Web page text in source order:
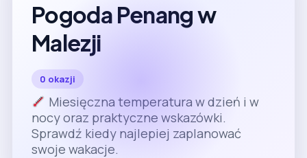
Pogoda Penang w
Malezji
0 okazji
Miesięczna temperatura w dzień i w
nocy oraz praktyczne wskazówki.
Sprawdź kiedy najlepiej zaplanować
swoje wakacje.